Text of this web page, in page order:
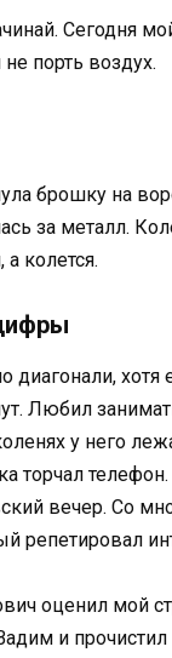
Сегодня
порть воздух.
брошку на
за металл.
колется.
диагонали,
Любил
у него
торчал
вечер. Со
репетировал
оценил мой
и прочистил